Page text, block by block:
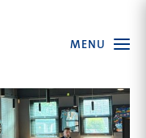
Open
the
MENU